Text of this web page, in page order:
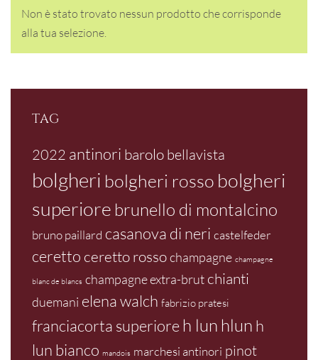
Non è stato trovato nessun prodotto che corrisponde
alla tua selezione.
TAG
2022 antinori barolo bellavista
bolgheri bolgheri rosso bolgheri
superiore brunello di montalcino
bruno paillard casanova di neri castelfeder
ceretto ceretto rossochampagne champagne
blanc de blancs champagne extra-brut chianti
duemani elena walch fabrizio pratesi
franciacorta superiore h lun hlun h
lun bianco mandois marchesi antinori pinot